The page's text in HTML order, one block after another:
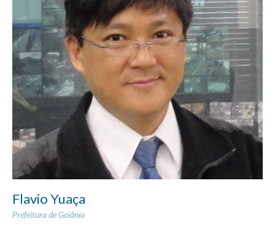
Flavio Yuaça
Prefeitura de Goiânia